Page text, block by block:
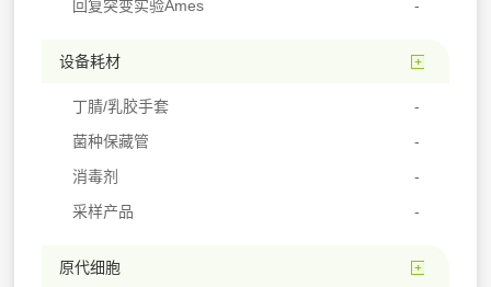
回复突变实验Ames
设备耗材
丁腈/乳胶手套
菌种保藏管
消毒剂
采样产品
原代细胞